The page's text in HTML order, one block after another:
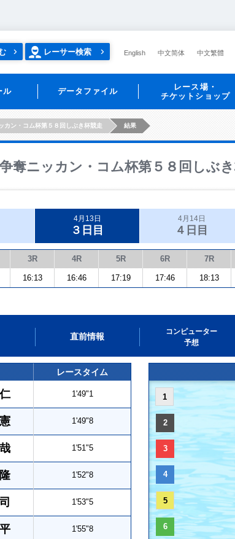
レーサー検索 English 中文简体 中文繁體
ル データファイル
レース場・
チケットショップ
カン・コム杯第５８回しぶき杯競走 結果
奪ニッカン・コム杯第５８回しぶ
4月13日
３日目
4月14日
４日目
3R 4R 5R 6R 7R
16:13 16:46 17:19 17:46 18:13
直前情報
コンピューター
予想
レースタイム
1'49"1
1'49"8
1'51"5
1'52"8
1'53"5
1'55"8
1
2
3
4
5
6